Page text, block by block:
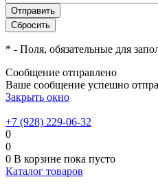
* - Поля, обязательные для
Сообщение отправлено
Ваше сообщение успешно
Закрыть окно
+7 (928) 229-06-32
0
0
0 В корзине пока пусто
Каталог товаров